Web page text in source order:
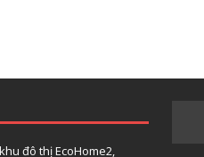
đô thị EcoHome2,